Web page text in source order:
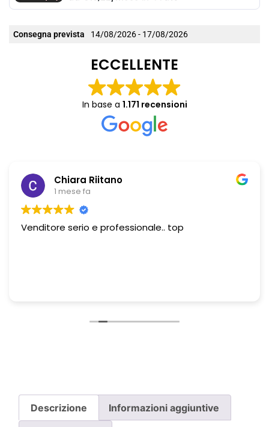
Consegna prevista 14/08/2026 - 17/08/2026
ECCELLENTE
In base a 1.171 recensioni
Chiara Riitano
1 mese fa
Venditore serio e professionale.. top
Descrizione Informazioni aggiuntive